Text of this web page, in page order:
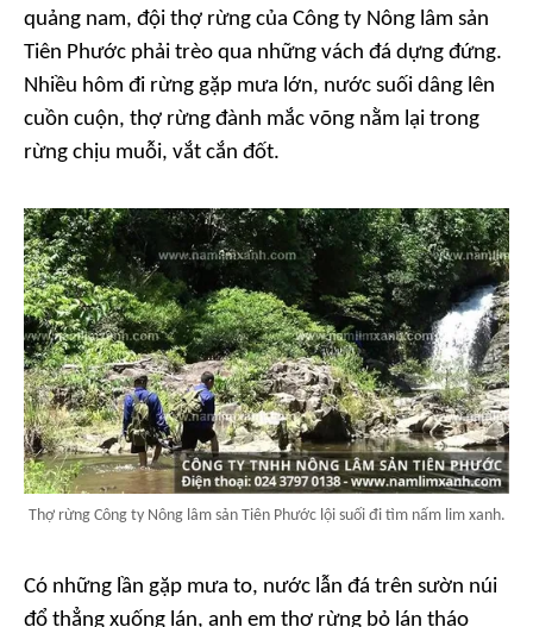
quảng nam, đội thợ rừng của Công ty Nông lâm sản
Tiên Phước phải trèo qua những vách đá dựng đứng.
Nhiều hôm đi rừng gặp mưa lớn, nước suối dâng lên
cuồn cuộn, thợ rừng đành mắc võng nằm lại trong
rừng chịu muỗi, vắt cắn đốt.
Thợ rừng Công ty Nông lâm sản Tiên Phước lội suối đi tìm nấm lim xanh.
Có những lần gặp mưa to, nước lẫn đá trên sườn núi
đổ thẳng xuống lán, anh em thợ rừng bỏ lán tháo